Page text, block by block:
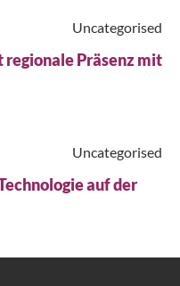
Uncategorised
Präsenz mit
Uncategorised
auf der